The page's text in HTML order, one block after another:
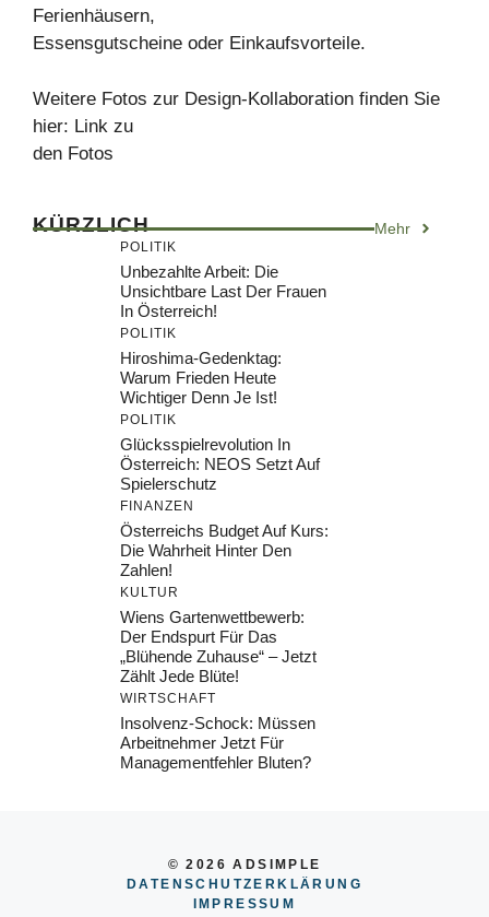
Ferienhäusern,
Essensgutscheine oder Einkaufsvorteile.
Weitere Fotos zur Design-Kollaboration finden Sie
hier: Link zu
den Fotos
KÜRZLICH Mehr
POLITIK
Unbezahlte Arbeit: Die
Unsichtbare Last Der Frauen
In Österreich!
POLITIK
Hiroshima-Gedenktag:
Warum Frieden Heute
Wichtiger Denn Je Ist!
POLITIK
Glücksspielrevolution In
Österreich: NEOS Setzt Auf
Spielerschutz
FINANZEN
Österreichs Budget Auf Kurs:
Die Wahrheit Hinter Den
Zahlen!
KULTUR
Wiens Gartenwettbewerb:
Der Endspurt Für Das
„Blühende Zuhause“ – Jetzt
Zählt Jede Blüte!
WIRTSCHAFT
Insolvenz-Schock: Müssen
Arbeitnehmer Jetzt Für
Managementfehler Bluten?
© 2026 ADSIMPLE
DATENSCHUTZERKLÄRUNG
IMPRESSUM